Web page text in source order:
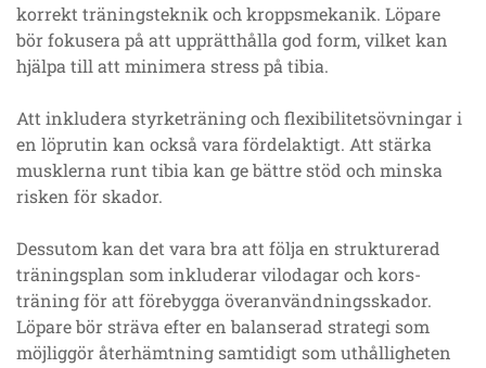
korrekt träningsteknik och kroppsmekanik. Löpare
bör fokusera på att upprätthålla god form, vilket kan
hjälpa till att minimera stress på tibia.
Att inkludera styrketräning och flexibilitetsövningar i
en löprutin kan också vara fördelaktigt. Att stärka
musklerna runt tibia kan ge bättre stöd och minska
risken för skador.
Dessutom kan det vara bra att följa en strukturerad
träningsplan som inkluderar vilodagar och kors-
träning för att förebygga överanvändningsskador.
Löpare bör sträva efter en balanserad strategi som
möjliggör återhämtning samtidigt som uthålligheten